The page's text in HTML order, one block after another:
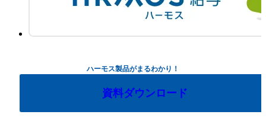
ハーモス製品がまるわかり！
資料ダウンロード